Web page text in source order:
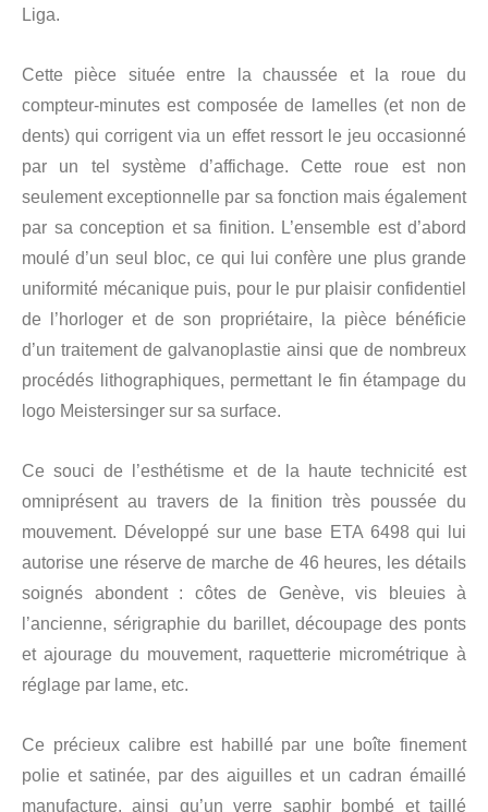
Liga.
Cette pièce située entre la chaussée et la roue du
compteur-minutes est composée de lamelles (et non de
dents) qui corrigent via un effet ressort le jeu occasionné
par un tel système d’affichage. Cette roue est non
seulement exceptionnelle par sa fonction mais également
par sa conception et sa finition. L’ensemble est d’abord
moulé d’un seul bloc, ce qui lui confère une plus grande
uniformité mécanique puis, pour le pur plaisir confidentiel
de l’horloger et de son propriétaire, la pièce bénéficie
d’un traitement de galvanoplastie ainsi que de nombreux
procédés lithographiques, permettant le fin étampage du
logo Meistersinger sur sa surface.
Ce souci de l’esthétisme et de la haute technicité est
omniprésent au travers de la finition très poussée du
mouvement. Développé sur une base ETA 6498 qui lui
autorise une réserve de marche de 46 heures, les détails
soignés abondent : côtes de Genève, vis bleuies à
l’ancienne, sérigraphie du barillet, découpage des ponts
et ajourage du mouvement, raquetterie micrométrique à
réglage par lame, etc.
Ce précieux calibre est habillé par une boîte finement
polie et satinée, par des aiguilles et un cadran émaillé
manufacture, ainsi qu’un verre saphir bombé et taillé